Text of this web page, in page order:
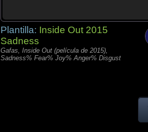
Plantilla: Inside Out 2015
Sadness
Gafas, Inside Out (película de 2015),
Sadness% Fear% Joy% Anger% Disgust